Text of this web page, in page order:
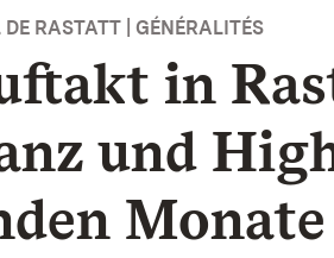
RASTATT | GÉNÉRALITÉS
in
und
Monate